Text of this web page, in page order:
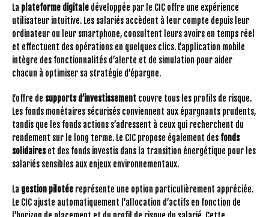
La plateforme digitale développée par le CIC offre une expérience
utilisateur intuitive. Les salariés accèdent à leur compte depuis leur
ordinateur ou leur smartphone, consultent leurs avoirs en temps réel
et effectuent des opérations en quelques clics. L’application mobile
intègre des fonctionnalités d’alerte et de simulation pour aider
chacun à optimiser sa stratégie d’épargne.
L’offre de supports d’investissement couvre tous les profils de risque.
Les fonds monétaires sécurisés conviennent aux épargnants prudents,
tandis que les fonds actions s’adressent à ceux qui recherchent du
rendement sur le long terme. Le CIC propose également des fonds
solidaireset des fonds investis dans la transition énergétique pour les
salariés sensibles aux enjeux environnementaux.
La gestion pilotée représente une option particulièrement appréciée.
Le CIC ajuste automatiquement l’allocation d’actifs en fonction de